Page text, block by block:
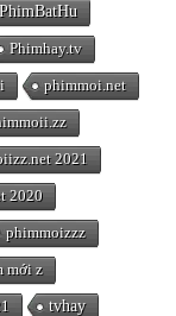
PhimBatHu
Phimhay.tv
phimmoi.net
2021
2020
phimmoizzz
mới z
tvhay